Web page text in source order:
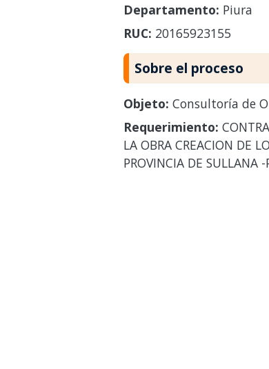
Departamento: Piura
RUC: 20165923155
Sobre el proceso
Objeto: Consultoría de
Requerimiento:
LA OBRA CREACION DE
PROVINCIA DE SULLANA